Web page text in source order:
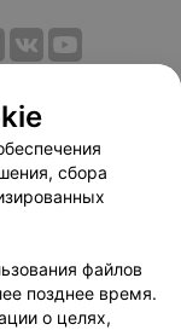
договор
оплаты
сбора
файлов
позднее время.
о целях,